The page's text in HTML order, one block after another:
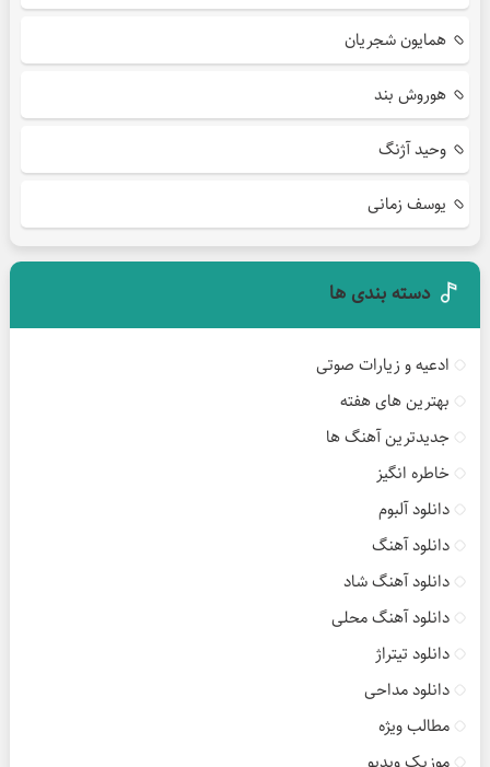
همایون شجریان
هوروش بند
وحید آژنگ
یوسف زمانی
دسته بندی ها
ادعیه و زیارات صوتی
بهترین های هفته
جدیدترین آهنگ ها
خاطره انگیز
دانلود آلبوم
دانلود آهنگ
دانلود آهنگ شاد
دانلود آهنگ محلی
دانلود تیتراژ
دانلود مداحی
مطالب ویژه